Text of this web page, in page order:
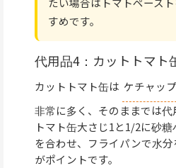
すめです。
代用品4：カットトマト
カットトマト缶は ケチャップ
非常に多く、そのままでは
トマト缶大さじ1と1/2に砂
を合わせ、フライパンで水
がポイントです。